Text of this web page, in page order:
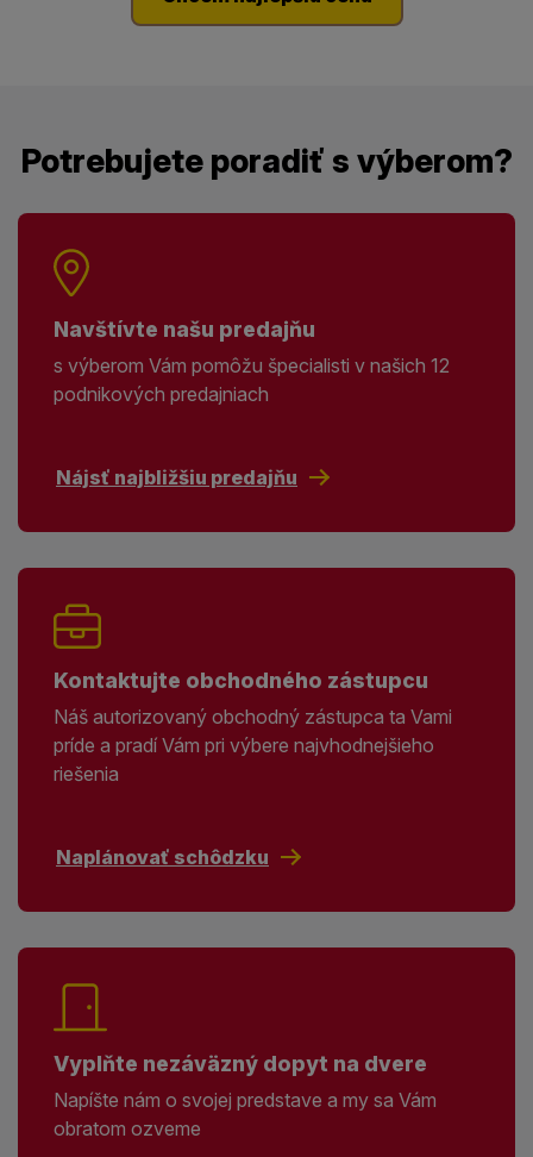
Potrebujete poradiť s výberom?
Navštívte našu predajňu
s výberom Vám pomôžu špecialisti v našich 12
podnikových predajniach
Nájsť najbližšiu predajňu
Kontaktujte obchodného zástupcu
Náš autorizovaný obchodný zástupca ta Vami
príde a pradí Vám pri výbere najvhodnejšieho
riešenia
Naplánovať schôdzku
Vyplňte nezáväzný dopyt na dvere
Napíšte nám o svojej predstave a my sa Vám
obratom ozveme